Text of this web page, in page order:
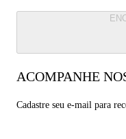
ACOMPANHE
Cadastre seu e-mail para